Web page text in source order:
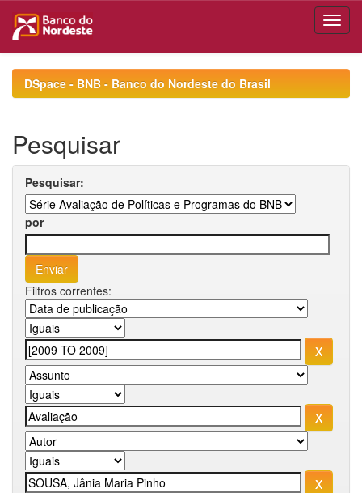
navigationDSpace - BNB - Banco do Nordeste do Brasil
Pesquisar
Pesquisar:
por
Filtros correntes: